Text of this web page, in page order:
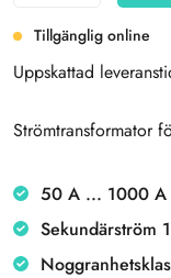
Tillgänglig online
Uppskattad
Strömtransformator
50 A ... 1000 A
Sekundärström